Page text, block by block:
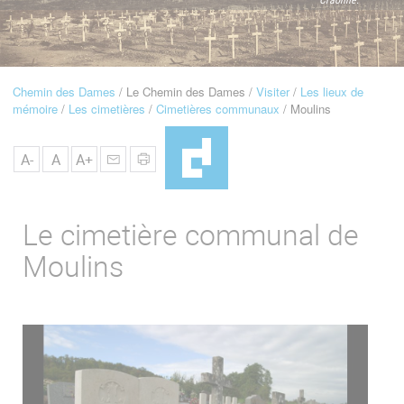
Navigation
Fil
Chemin des Dames Le Chemin des Dames Visiter
Les lieux de
mémoire
Les cimetières Cimetières communaux Moulins
A- A A+
Le cimetière communal de
Moulins